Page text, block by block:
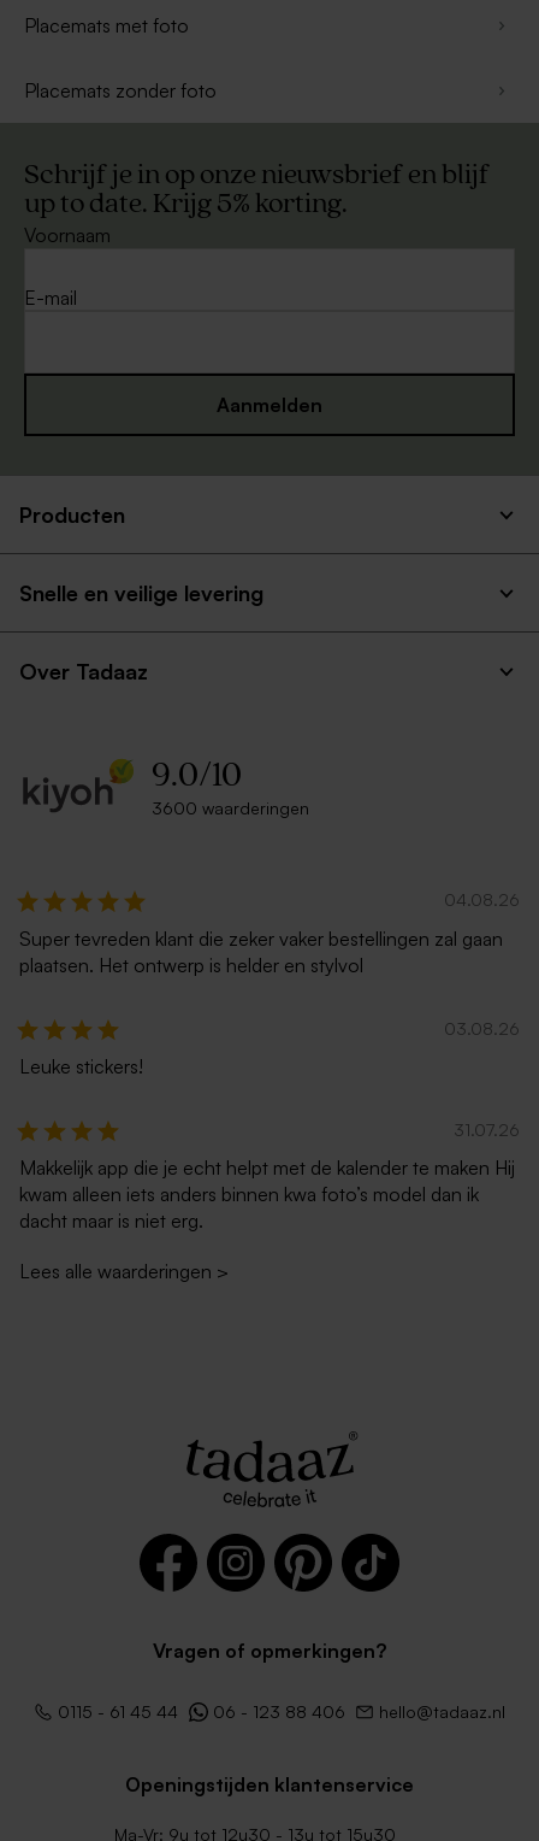
Placemats met foto
Placemats zonder foto
Schrijf je in op onze nieuwsbrief en blijf
up to date. Krijg 5% korting.
Voornaam
E-mail
Aanmelden
Producten
Snelle en veilige levering
Over Tadaaz
9.0/10
3600 waarderingen
04.08.26
Super tevreden klant die zeker vaker bestellingen zal gaan
plaatsen. Het ontwerp is helder en stylvol
03.08.26
Leuke stickers!
31.07.26
Makkelijk app die je echt helpt met de kalender te maken Hij
kwam alleen iets anders binnen kwa foto’s model dan ik
dacht maar is niet erg.
Lees alle waarderingen >
Vragen of opmerkingen?
0115 - 61 45 44 06 - 123 88 406 hello@tadaaz.nl
Openingstijden klantenservice
Ma-Vr: 9u tot 12u30 - 13u tot 15u30